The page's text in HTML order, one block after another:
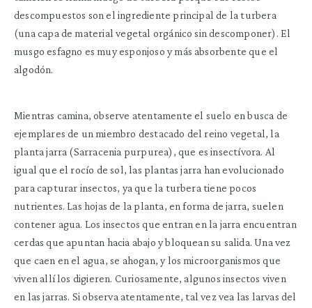
descompuestos son el ingrediente principal de la turbera
(una capa de material vegetal orgánico sin descomponer). El
musgo esfagno es muy esponjoso y más absorbente que el
algodón.
Mientras camina, observe atentamente el suelo en busca de
ejemplares de un miembro destacado del reino vegetal, la
planta jarra (Sarracenia purpurea), que es insectívora. Al
igual que el rocío de sol, las plantas jarra han evolucionado
para capturar insectos, ya que la turbera tiene pocos
nutrientes. Las hojas de la planta, en forma de jarra, suelen
contener agua. Los insectos que entran en la jarra encuentran
cerdas que apuntan hacia abajo y bloquean su salida. Una vez
que caen en el agua, se ahogan, y los microorganismos que
viven allí los digieren. Curiosamente, algunos insectos viven
en las jarras. Si observa atentamente, tal vez vea las larvas del